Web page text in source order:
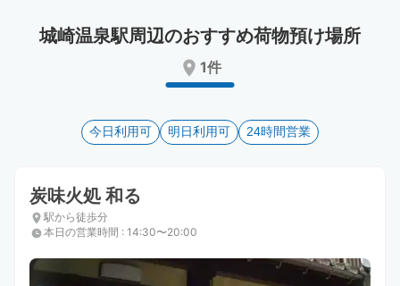
a
date.
the
keyboard
shortcuts
for
changing
dates.
a
date.
mark
key
the
keyboard
for
changing
dates.
城崎温泉駅周辺のおすすめ荷物預け場所
1件
今日利用可 明日利用可 24時間営業
炭味火処 和る
駅から徒歩分
本日の営業時間 : 14:30〜20:00